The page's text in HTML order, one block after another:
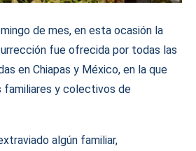
de mes, en esta ocasión la
fue ofrecida por todas las
en Chiapas y México, en la que
familiares y colectivos de
algún familiar,